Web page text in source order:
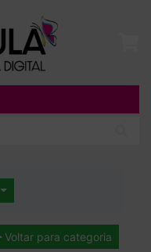
Voltar para categoria